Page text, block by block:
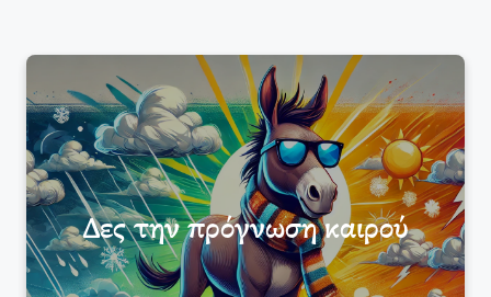
Δες την πρόγνωση καιρού